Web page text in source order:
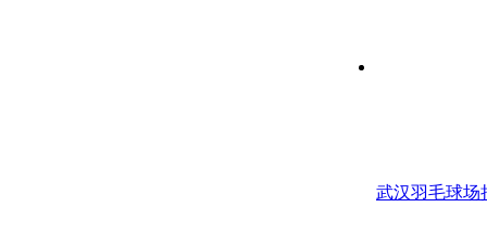
武汉羽毛球